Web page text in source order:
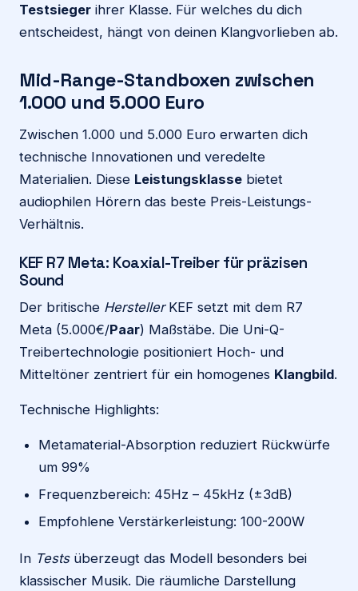
Testsieger ihrer Klasse. Für welches du dich
entscheidest, hängt von deinen Klangvorlieben ab.
Mid-Range-Standboxen zwischen
1.000 und 5.000 Euro
Zwischen 1.000 und 5.000 Euro erwarten dich
technische Innovationen und veredelte
Materialien. Diese Leistungsklasse bietet
audiophilen Hörern das beste Preis-Leistungs-
Verhältnis.
KEF R7 Meta: Koaxial-Treiber für präzisen
Sound
Der britische HerstellerKEF setzt mit dem R7
Meta (5.000€/Paar) Maßstäbe. Die Uni-Q-
Treibertechnologie positioniert Hoch- und
Mitteltöner zentriert für ein homogenes Klangbild.
Technische Highlights:
Metamaterial-Absorption reduziert Rückwürfe
um 99%
Frequenzbereich: 45Hz – 45kHz (±3dB)
Empfohlene Verstärkerleistung: 100-200W
In Testsüberzeugt das Modell besonders bei
klassischer Musik. Die räumliche Darstellung